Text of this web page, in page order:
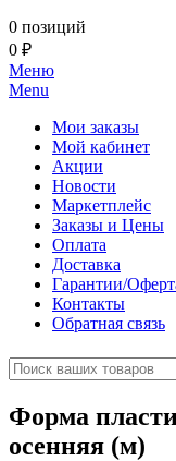
0 позиций
0 ₽
Меню
Menu
Мои заказы
Мой кабинет
Акции
Новости
Маркетплейс
Заказы и Цены
Оплата
Доставка
Гарантии/
Контакты
Обратная связь
Форма
осенняя (м)